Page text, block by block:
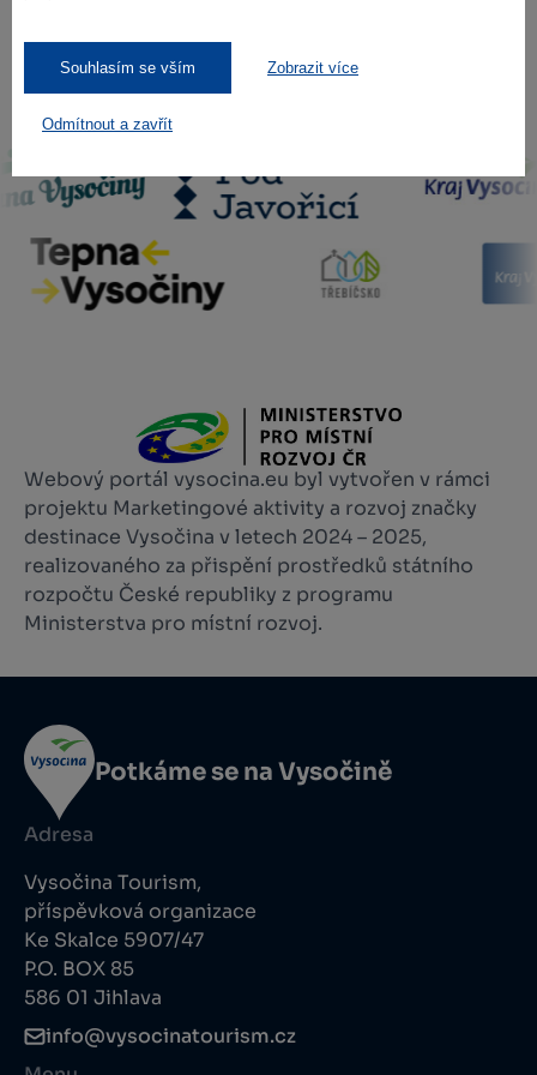
Souhlasím se vším Zobrazit více
Odmítnout a zavřít
Webový portál vysocina.eu byl vytvořen v rámci
projektu Marketingové aktivity a rozvoj značky
destinace Vysočina v letech 2024 – 2025,
realizovaného za přispění prostředků státního
rozpočtu České republiky z programu
Ministerstva pro místní rozvoj.
Potkáme se na Vysočině
Adresa
Vysočina Tourism,
příspěvková organizace
Ke Skalce 5907/47
P.O. BOX 85
586 01 Jihlava
info@vysocinatourism.cz